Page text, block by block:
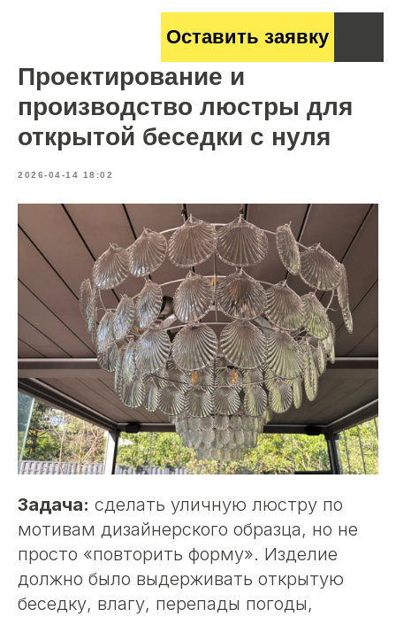
Оставить заявку
Проектирование и
производство люстры для
открытой беседки с нуля
2026-04-14 18:02
Задача: сделать уличную люстру по
мотивам дизайнерского образца, но не
просто «повторить форму». Изделие
должно было выдерживать открытую
беседку, влагу, перепады погоды,